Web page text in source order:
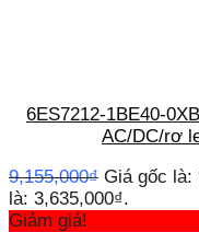
6ES7212-1BE40-
AC/DC/rơ
9,155,000₫ Giá gốc là:
là: 3,635,000₫.
Giảm giá!